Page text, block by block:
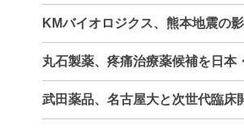
KMバイオロジクス、熊本地震
丸石製薬、疼痛治療薬候補を日
武田薬品、名古屋大と次世代臨